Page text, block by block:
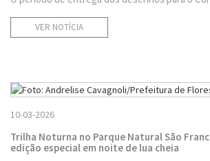
VER NOTÍCIA
10-03-2026
Trilha Noturna no Parque Natural São
edição especial em noite de lua cheia